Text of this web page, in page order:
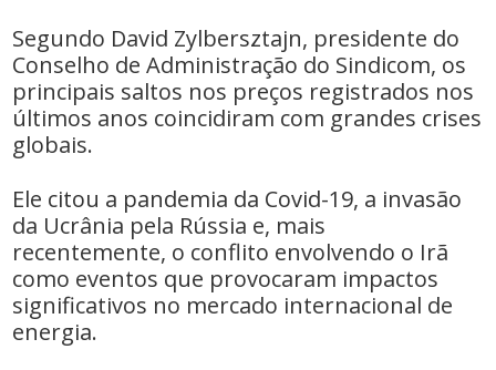
Segundo David Zylbersztajn, presidente do
Conselho de Administração do Sindicom, os
principais saltos nos preços registrados nos
últimos anos coincidiram com grandes crises
globais.
Ele citou a pandemia da Covid-19, a invasão
da Ucrânia pela Rússia e, mais
recentemente, o conflito envolvendo o Irã
como eventos que provocaram impactos
significativos no mercado internacional de
energia.